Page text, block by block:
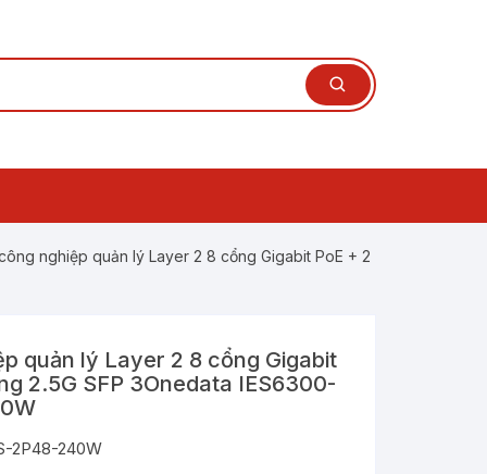
3
2 có
mạch Ethernet
Layer 3
Layer 2
mạch Ethernet
thông minh
đổi quang điện
đổi quang điện
quang điện tiêu
nghiệp quản lý Layer 2 8 cổng Gigabit PoE + 2
quản lý Layer 2 8 cổng Gigabit
2.5G SFP 3Onedata IES6300-
2P48-240W